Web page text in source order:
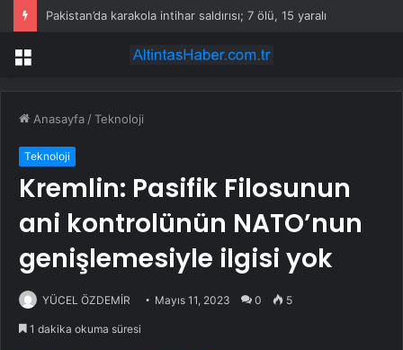
Pakistan’da karakola intihar saldırısı; 7 ölü, 15 yaralı
Menü
Anasayfa /Teknoloji
Teknoloji
Kremlin: Pasifik Filosunun
ani kontrolünün NATO’nun
genişlemesiyle ilgisi yok
YÜCEL ÖZDEMİR Mayıs 11, 2023 0 5
1 dakika okuma süresi